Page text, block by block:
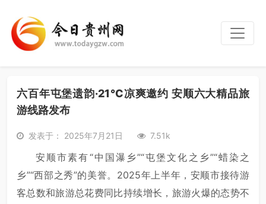
六百年屯堡遗韵·21℃凉爽邀约 安顺六大精品旅
游线路发布
发表于： 2025年7月21日 7.51k
安顺市素有“中国瀑乡”“屯堡文化之乡”“蜡染之
乡”“西部之秀”的美誉。2025年上半年，安顺市接待游
客总数和旅游总花费同比持续增长，旅游火爆的态势不